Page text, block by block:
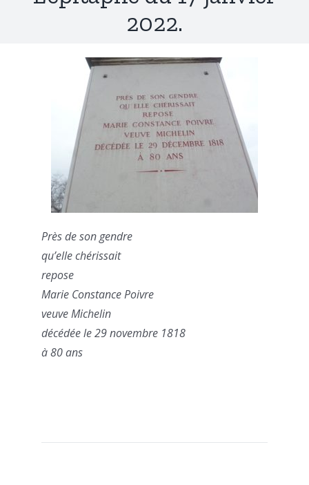
2022.
Près de son gendre
qu’elle chérissait
repose
Marie Constance Poivre
veuve Michelin
décédée le 29 novembre 1818
à 80 ans